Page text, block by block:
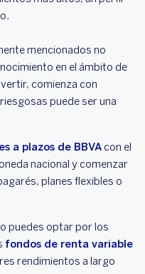
mencionados no
en el ámbito de
comienza con
puede ser una
a plazos de BBVA con el
nacional y comenzar
planes flexibles o
puedes optar por los
fondos de renta variable
rendimientos a largo